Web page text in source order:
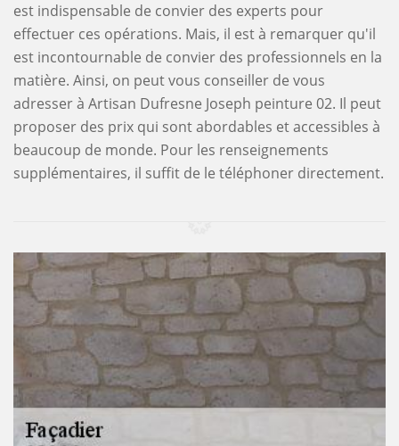
est indispensable de convier des experts pour
effectuer ces opérations. Mais, il est à remarquer qu'il
est incontournable de convier des professionnels en la
matière. Ainsi, on peut vous conseiller de vous
adresser à Artisan Dufresne Joseph peinture 02. Il peut
proposer des prix qui sont abordables et accessibles à
beaucoup de monde. Pour les renseignements
supplémentaires, il suffit de le téléphoner directement.